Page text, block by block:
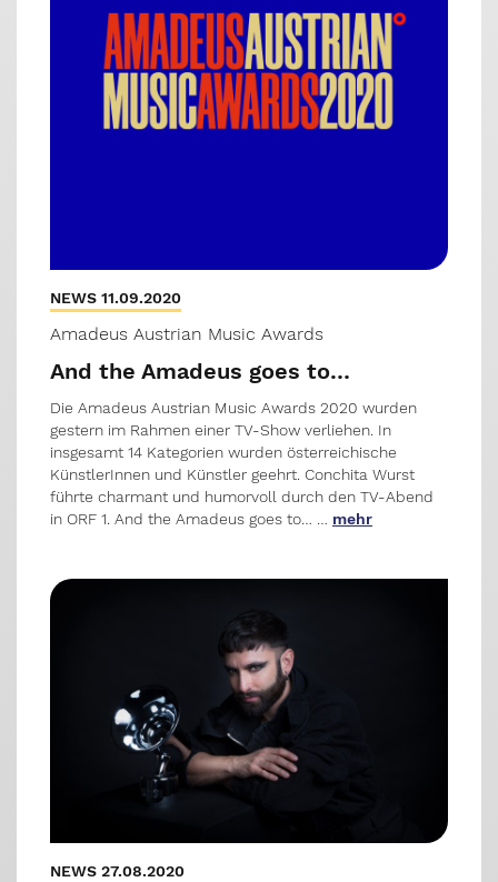
NEWS 11.09.2020
Amadeus Austrian Music Awards
And the Amadeus goes to…
Die Amadeus Austrian Music Awards 2020 wurden
gestern im Rahmen einer TV-Show verliehen. In
insgesamt 14 Kategorien wurden österreichische
KünstlerInnen und Künstler geehrt. Conchita Wurst
führte charmant und humorvoll durch den TV-Abend
in ORF 1. And the Amadeus goes to… … mehr
NEWS 27.08.2020